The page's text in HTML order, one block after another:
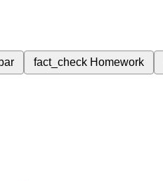
fact_check Homework